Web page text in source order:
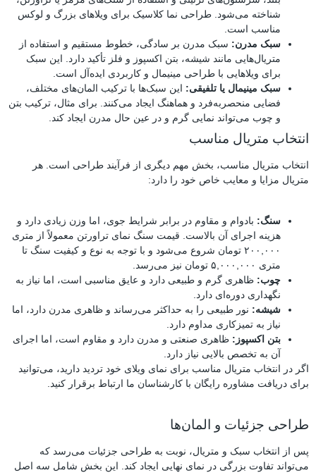
شناخته می‌شود. طراحی نما کلاسیک برای ویلاهای بزرگ و لوکس
مناسب است.
سبک مدرن:سبک مدرن بر سادگی، خطوط مستقیم و استفاده از
متریال‌هایی مانند شیشه، بتن اکسپوز و فلز تأکید دارد. این سبک
برای ویلاهایی با طراحی مینیمال و کاربردی ایده‌آل است.
سبک مینیمال یا تلفیقی: این سبک‌ها با ترکیب المان‌های مختلف،
فضایی منحصربه‌فرد و هماهنگ ایجاد می‌کنند. برای مثال، ترکیب بتن
و چوب می‌تواند نمایی گرم و در عین حال مدرن ایجاد کند.
انتخاب متریال مناسب
انتخاب متریال مناسب، بخش مهم دیگری از فرآیند طراحی است. هر
متریال مزایا و معایب خاص خود را دارد:
سنگ:بادوام و مقاوم در برابر شرایط جوی، اما وزن زیادی دارد و
هزینه اجرای آن بالاست. قیمت سنگ نمای تراورتن معمولاً از متری
۲۰۰,۰۰۰ تومان شروع می‌شود و با توجه به نوع و کیفیت سنگ تا
متری ۵,۰۰۰,۰۰۰ تومان نیز می‌رسد.
چوب:ظاهری گرم و طبیعی دارد و عایق مناسبی است، اما نیاز به
نگهداری دوره‌ای دارد.
شیشه:نور طبیعی را به حداکثر می‌رساند و ظاهری مدرن دارد، اما
نیاز به تمیزکاری مداوم دارد.
بتن اکسپوز:ظاهری صنعتی و مدرن دارد و مقاوم است، اما اجرای
آن به تخصص بالایی نیاز دارد.
اگر در انتخاب متریال مناسب برای نمای ویلای خود تردید دارید، می‌توانید
برای دریافت مشاوره رایگان با کارشناسان ما ارتباط برقرار کنید.
طراحی جزئیات و المان‌ها
پس از انتخاب سبک و متریال، نوبت به طراحی جزئیات می‌رسد که
می‌تواند تفاوت بزرگی در نمای نهایی ایجاد کند. این بخش شامل سه اصل